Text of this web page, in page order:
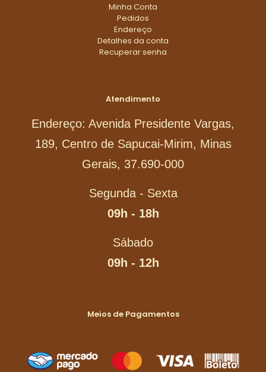
Minha Conta
Pedidos
Endereço
Detalhes da conta
Recuperar senha
Atendimento
Endereço: Avenida Presidente Vargas,
189, Centro de Sapucai-Mirim, Minas
Gerais, 37.690-000
Segunda - Sexta
09h - 18h
Sábado
09h - 12h
Meios de Pagamentos